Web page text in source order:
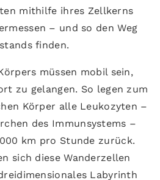
mithilfe ihres Zellkerns
– und so den Weg
finden.
müssen mobil sein,
zu gelangen. So legen zum
Körper alle Leukozyten –
des Immunsystems –
km pro Stunde zurück.
sich diese Wanderzellen
Labyrinth